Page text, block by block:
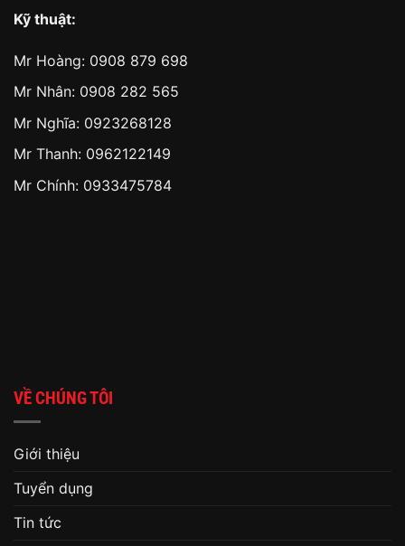
Kỹ thuật:
Mr Hoàng: 0908 879 698
Mr Nhân: 0908 282 565
Mr Nghĩa: 0923268128
Mr Thanh: 0962122149
Mr Chính: 0933475784
VỀ CHÚNG TÔI
Giới thiệu
Tuyển dụng
Tin tức